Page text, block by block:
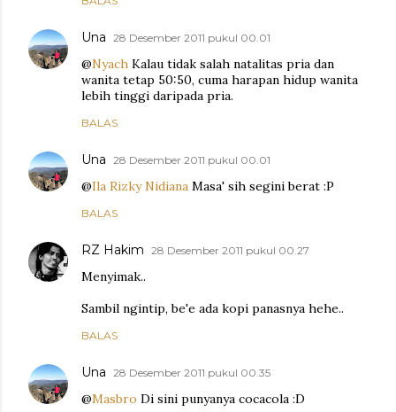
Una 28 Desember 2011 pukul 00.01
@Nyach Kalau tidak salah natalitas pria dan
wanita tetap 50:50, cuma harapan hidup wanita
lebih tinggi daripada pria.
BALAS
Una 28 Desember 2011 pukul 00.01
@Ila Rizky Nidiana Masa' sih segini berat :P
BALAS
RZ Hakim 28 Desember 2011 pukul 00.27
Menyimak..
Sambil ngintip, be'e ada kopi panasnya hehe..
BALAS
Una 28 Desember 2011 pukul 00.35
@Masbro Di sini punyanya cocacola :D